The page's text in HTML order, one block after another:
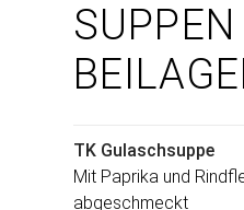
TK Gulaschsuppe
Mit Paprika und
abgeschmeckt